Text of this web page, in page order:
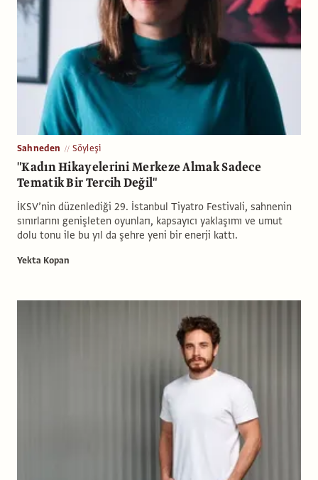
Sahneden Söyleşi
"Kadın Hikayelerini Merkeze Almak Sadece
Tematik Bir Tercih Değil"
İKSV’nin düzenlediği 29. İstanbul Tiyatro Festivali, sahnenin
sınırlarını genişleten oyunları, kapsayıcı yaklaşımı ve umut
dolu tonu ile bu yıl da şehre yeni bir enerji kattı.
Yekta Kopan